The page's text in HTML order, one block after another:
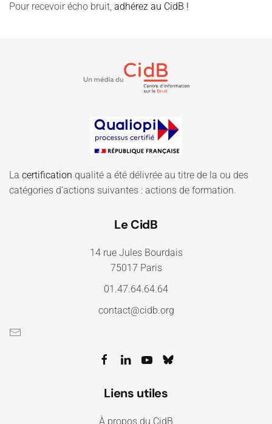
Pour recevoir écho bruit, adhérez au CidB !
La certification qualité a été délivrée au titre de la ou des
catégories d'actions suivantes : actions de formation.
Le CidB
14 rue Jules Bourdais
75017 Paris
01.47.64.64.64
contact@cidb.org
Liens utiles
À propos du CidB